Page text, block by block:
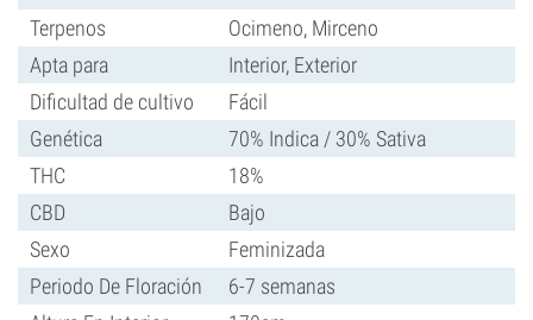
Terpenos
Ocimeno, Mirceno
Apta para
Interior, Exterior
Dificultad de cultivo
Fácil
Genética
70% Indica / 30% Sativa
THC
18%
CBD
Bajo
Sexo
Feminizada
Periodo De Floración
6-7 semanas